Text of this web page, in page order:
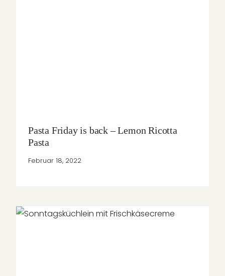
Pasta Friday is back – Lemon Ricotta
Pasta
Februar 18, 2022